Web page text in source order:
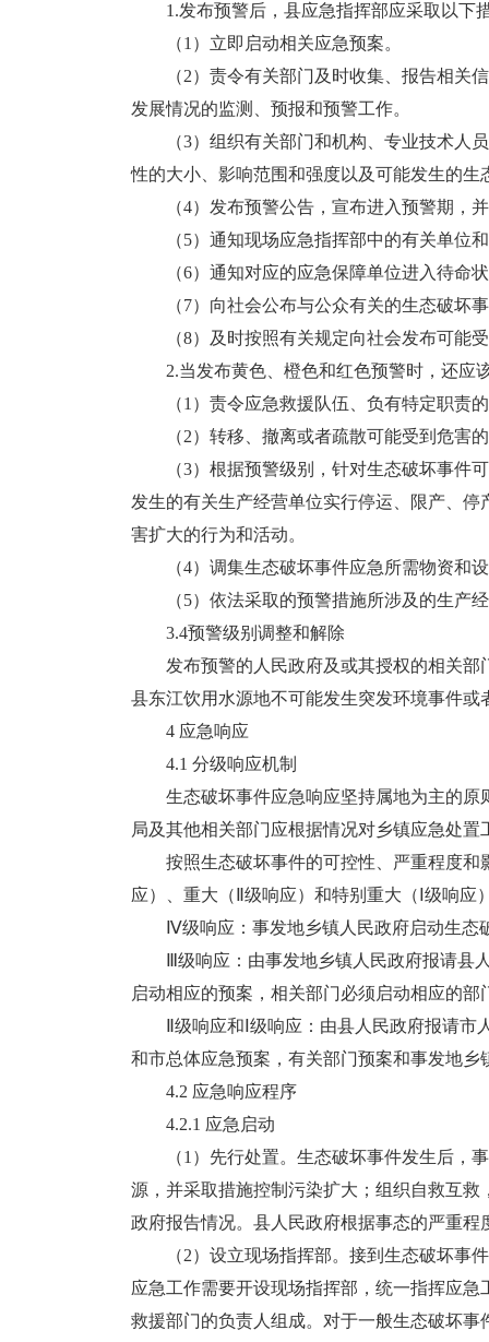
1.发布预警后，县应急指挥部应采取以下
（1）立即启动相关应急预案。
（2）责令有关部门及时收集、报告相关信
发展情况的监测、预报和预警工作。
（3）组织有关部门和机构、专业技术人员
性的大小、影响范围和强度以及可能发生的生
（4）发布预警公告，宣布进入预警期，并
（5）通知现场应急指挥部中的有关单位和
（6）通知对应的应急保障单位进入待命状
（7）向社会公布与公众有关的生态破坏事
（8）及时按照有关规定向社会发布可能受
2.当发布黄色、橙色和红色预警时，还应
（1）责令应急救援队伍、负有特定职责的
（2）转移、撤离或者疏散可能受到危害的
（3）根据预警级别，针对生态破坏事件可
发生的有关生产经营单位实行停运、限产、
害扩大的行为和活动。
（4）调集生态破坏事件应急所需物资和设
（5）依法采取的预警措施所涉及的生产经
3.4预警级别调整和解除
发布预警的人民政府及或其授权的相关部
县东江饮用水源地不可能发生突发环境事件
4 应急响应
4.1 分级响应机制
生态破坏事件应急响应坚持属地为主的原
局及其他相关部门应根据情况对乡镇应急处置
按照生态破坏事件的可控性、严重程度和
应）、重大（Ⅱ级响应）和特别重大（Ⅰ级响应
Ⅳ级响应：事发地乡镇人民政府启动生态
Ⅲ级响应：由事发地乡镇人民政府报请县人
启动相应的预案，相关部门必须启动相应的部
Ⅱ级响应和Ⅰ级响应：由县人民政府报请市
和市总体应急预案，有关部门预案和事发地乡
4.2 应急响应程序
4.2.1 应急启动
（1）先行处置。生态破坏事件发生后，事
源，并采取措施控制污染扩大；组织自救互
政府报告情况。县人民政府根据事态的严重
（2）设立现场指挥部。接到生态破坏事件
应急工作需要开设现场指挥部，统一指挥应
救援部门的负责人组成。对于一般生态破坏